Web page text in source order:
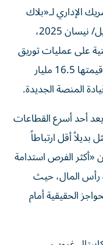
الإداري لـ«بلاك
تري»، إن الشركة بدأت عملياتها في إبريل/ نيسان 2025،
على عمليات توريق
لقروض إدارة الأعمال الصغيرة تجاوزت قيمتها 16.5 مليار
أحد أسرع القطاعات
أقل ارتباطاً
الفرص استدامة
رأس المال، حيث
الحقيقية أمام